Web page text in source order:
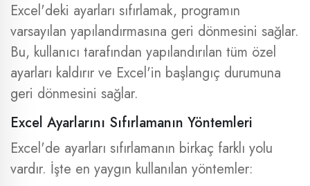
Excel'deki ayarları sıfırlamak, programın
varsayılan yapılandırmasına geri dönmesini sağlar.
Bu, kullanıcı tarafından yapılandırılan tüm özel
ayarları kaldırır ve Excel'in başlangıç ​​durumuna
geri dönmesini sağlar.
Excel Ayarlarını Sıfırlamanın Yöntemleri
Excel'de ayarları sıfırlamanın birkaç farklı yolu
vardır. İşte en yaygın kullanılan yöntemler: